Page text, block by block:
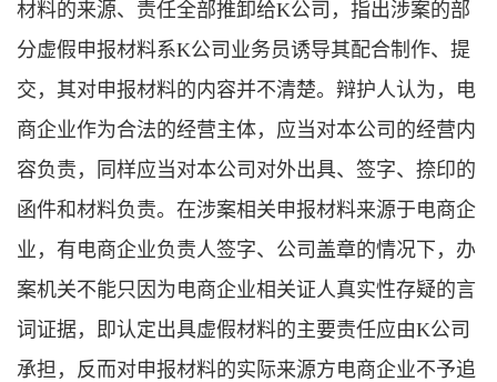
材料的来源、责任全部推卸给K公司，指出涉案的部
分虚假申报材料系K公司业务员诱导其配合制作、提
交，其对申报材料的内容并不清楚。辩护人认为，电
商企业作为合法的经营主体，应当对本公司的经营内
容负责，同样应当对本公司对外出具、签字、捺印的
函件和材料负责。在涉案相关申报材料来源于电商企
业，有电商企业负责人签字、公司盖章的情况下，办
案机关不能只因为电商企业相关证人真实性存疑的言
词证据，即认定出具虚假材料的主要责任应由K公司
承担，反而对申报材料的实际来源方电商企业不予追